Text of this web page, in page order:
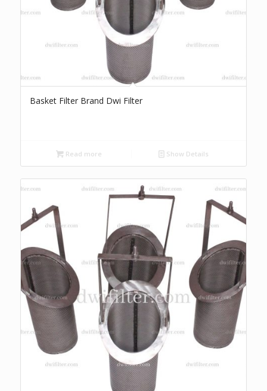
Basket Filter Brand Dwi Filter
Read more Show Details